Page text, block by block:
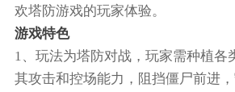
欢塔防游戏的玩家体验。
游戏特色
1、玩法为塔防对战，玩家需种植各
其攻击和控场能力，阻挡僵尸前进